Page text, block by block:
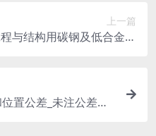
上一篇
与结构用碳钢及低合金钢
置公差_未注公差值.